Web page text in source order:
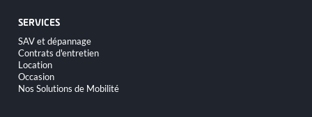
SERVICES
Aller
au
contenu
SAV et dépannage
Contrats d'entretien
Location
Occasion
Nos Solutions de Mobilité